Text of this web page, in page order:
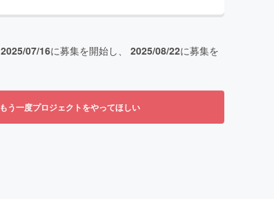
2025/07/16に募集を開始し、 2025/08/22に募集を
もう一度プロジェクトをやってほしい